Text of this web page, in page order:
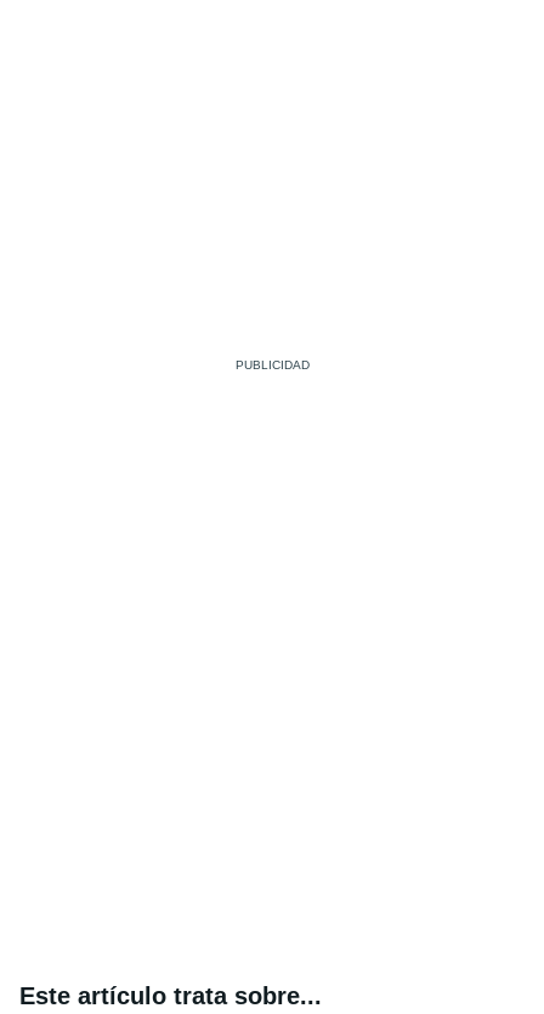
Este artículo trata sobre...